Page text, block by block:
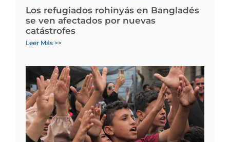
Los refugiados rohinyás en Bangladés
se ven afectados por nuevas
catástrofes
Leer Más >>